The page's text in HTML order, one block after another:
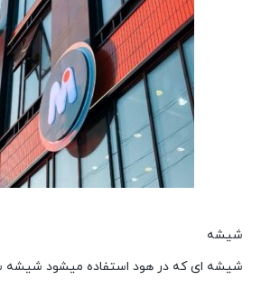
شیشه
شیشه ای که در هود استفاده میشود